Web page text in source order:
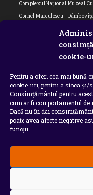
cookie-
Pentru a oferi cea mai bună
cookie-uri, pentru a stoca și/
Consimțământul pentru
cum ar fi comportamentul de
Dacă nu îți dai
poate avea afecte negative
funcții.
Complexul Național Muzeal
Cornel Marculescu
Dâmbovița
Isu dambovita Basarab I
Ministerul Educației
Prefectura dambovita
primaria Răzvad
Primaria
psiholog
Serial Situatia
Universitatea Valahia
Copyright
Utilizatorii pot